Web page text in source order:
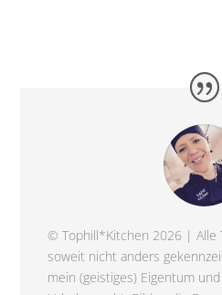
© Tophill*Kitchen 2026 | Alle
soweit nicht anders
mein (geistiges) Eigentum